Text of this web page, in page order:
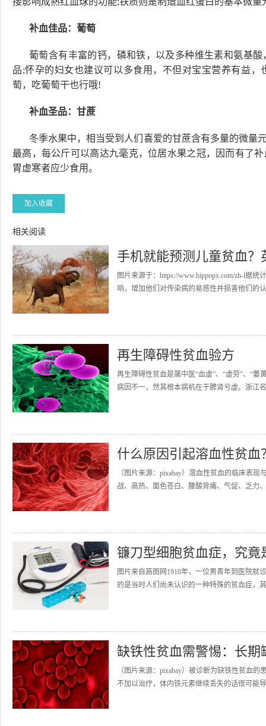
补血佳品：葡萄
葡萄含有丰富的钙，磷和铁，以及多种维生素和氨基
品;怀孕的妇女也建议可以多食用，不但对宝宝营养有益
萄，吃葡萄干也行哦!
补血圣品：甘蔗
冬季水果中，相当受到人们喜爱的甘蔗含有多量的微量
最高，每公斤可以高达九毫克，位居水果之冠，因而有了
胃虚寒者应少食用。
加入收藏
相关阅读
手机就能预测儿童贫血
图片来源于：https://www.hippopx.com/zh-l据
响，增加他们对传染病的易感性并损害他们的
再生障碍性贫血验方
再生障碍性贫血是属中医“血虚”、“虚劳”、“
病因不一，然其根本病机在于脾肾亏虚。浙江
什么原因引起溶血性贫血
（图片来源：pixabay）溶血性贫血的临床表
战、高热、面色苍白、腰酸背痛、气促、乏力
镰刀型细胞贫血症，究竟
图片来自高图网1910年，一位男青年到医院就
的是当时人们尚未认识的一种特殊的贫血症，
缺铁性贫血需警惕：长期
（图片来源：pixabay）被诊断为缺铁性贫血
不加以治疗，体内铁元素继续丢失的话很可能